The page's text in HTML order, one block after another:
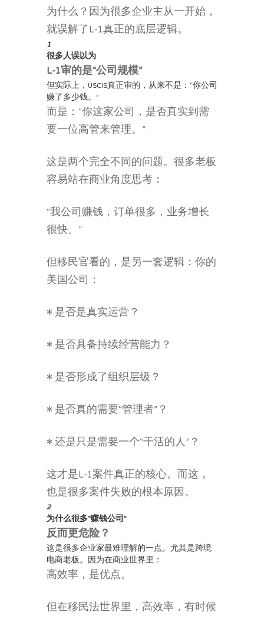
为什么？因为很多企业主从一开始，
就误解了L-1真正的底层逻辑。
1
很多人误以为
L-1审的是“公司规模”
但实际上，USCIS真正审的，从来不是：“你公司
赚了多少钱。”
而是：“你这家公司，是否真实到需
要一位高管来管理。”
这是两个完全不同的问题。很多老板
容易站在商业角度思考：
“我公司赚钱，订单很多，业务增长
很快。”
但移民官看的，是另一套逻辑：你的
美国公司：
• 是否是真实运营？
• 是否具备持续经营能力？
• 是否形成了组织层级？
• 是否真的需要“管理者”？
• 还是只是需要一个“干活的人”？
这才是L-1案件真正的核心。而这，
也是很多案件失败的根本原因。
2
为什么很多“赚钱公司”
反而更危险？
这是很多企业家最难理解的一点。尤其是跨境
电商老板。因为在商业世界里：
高效率，是优点。
但在移民法世界里，高效率，有时候